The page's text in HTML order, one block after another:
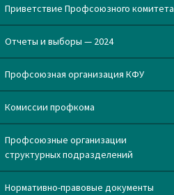
записям
Приветствие Профсоюзного комитета
Отчеты и выборы — 2024
Профсоюзная организация КФУ
Комиссии профкома
Профсоюзные организации
структурных подразделений
Нормативно-правовые документы